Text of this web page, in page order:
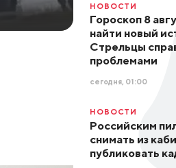
НОВОСТИ
Гороскоп 8
найти новый
Стрельцы
проблемами
сегодня, 01:00
НОВОСТИ
Российским
снимать из
публиковать